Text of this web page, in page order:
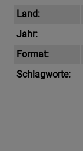
Land:
Jahr:
Format:
Schlagworte: